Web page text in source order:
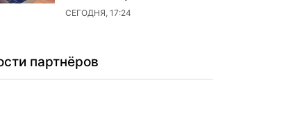
СЕГОДНЯ, 17:24
партнёров